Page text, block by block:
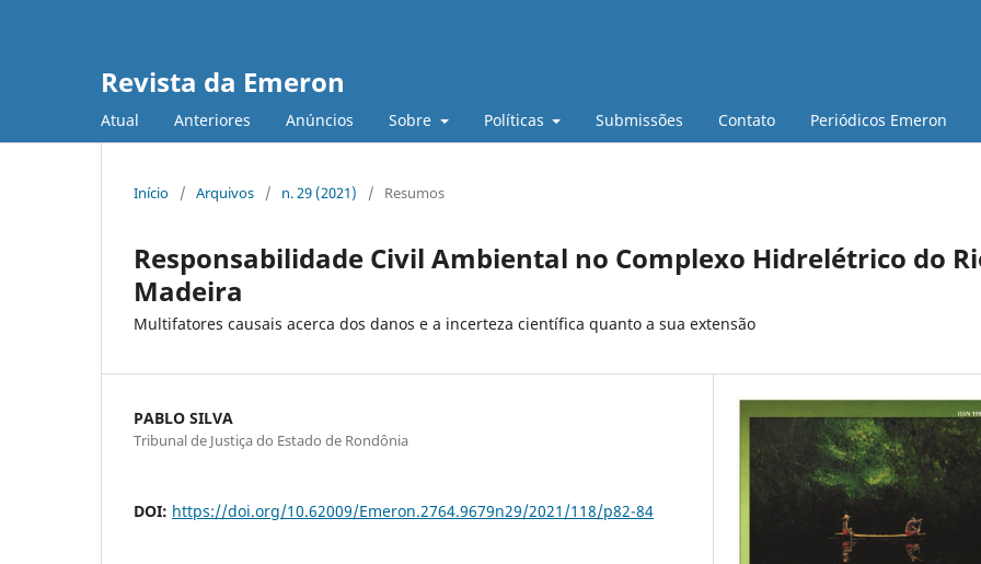
Revista da Emeron
Atual Anteriores Anúncios Sobre Políticas Submissões Contato Periódicos Emeron
Início / Arquivos / n. 29 (2021) / Resumos
Responsabilidade Civil Ambiental no Complexo Hidrelétrico do
Madeira
Multifatores causais acerca dos danos e a incerteza científica quanto a sua extensão
PABLO SILVA
Tribunal de Justiça do Estado de Rondônia
DOI: https://doi.org/10.62009/Emeron.2764.9679n29/2021/118/p82-84